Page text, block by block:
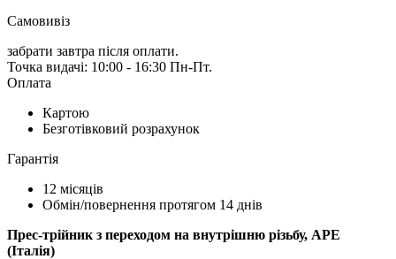
Самовивіз
забрати завтра після оплати.
Точка видачі: 10:00 - 16:30 Пн-Пт.
Оплата
Картою
Безготівковий розрахунок
Гарантія
12 місяців
Обмін/повернення протягом 14 днів
Прес-трійник з переходом на внутрішню різьбу, APE
(Італія)